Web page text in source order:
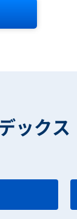
ックス